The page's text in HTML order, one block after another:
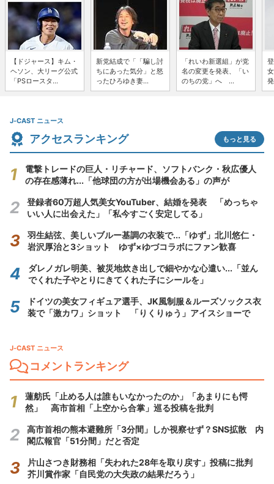
【ドジャース】キム・
ヘソン、大リーグ公式
「PSロースタ...
新党結成で「「騙し討
ちにあった気分」と怒
ったひろゆき妻...
「れいわ新選組」が党
名の変更を発表、「い
のちの党」へ ...
J-CAST ニュース
アクセスランキング もっと見る
電撃トレードの巨人・リチャード、ソフトバンク・秋広優人
の存在感薄れ...「他球団の方が出場機会ある」の声が
登録者60万超人気美女YouTuber、結婚を発表 「めっちゃ
いい人に出会えた」「私今すごく安定してる」
羽生結弦、美しいブルー基調の衣装で...「ゆず」北川悠仁・
岩沢厚治と3ショット ゆず×ゆづコラボにファン歓喜
ダレノガレ明美、被災地炊き出しで細やかな心遣い...「並ん
でくれた子やとりにきてくれた子にシールを」
ドイツの美女フィギュア選手、JK風制服＆ルーズソックス衣
装で「激カワ」ショット 「りくりゅう」アイスショーで
J-CAST ニュース
コメントランキング
蓮舫氏「止める人は誰もいなかったのか」「あまりにも愕
然」 高市首相「上空から合掌」巡る投稿を批判
高市首相の熊本避難所「3分間」しか視察せず？SNS拡散 内
閣広報官「51分間」だと否定
片山さつき財務相「失われた28年を取り戻す」投稿に批判
芥川賞作家「自民党の大失政の結果だろう」